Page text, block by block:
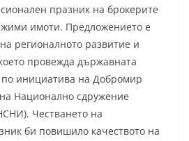
празник на брокерите
имоти. Предложението е
регионалното развитие и
провежда държавната
инициатива на Добромир
Национално сдружение
Честването на
би повишило качеството на